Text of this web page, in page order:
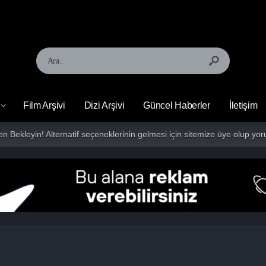
Film Arşivi Dizi Arşivi Güncel Haberler İletişim
Bekleyin! Alternatif seçeneklerinin gelmesi için sitemize üye olup